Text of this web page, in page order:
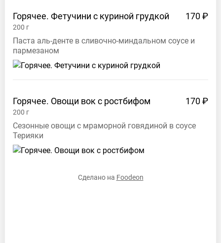
с
нами
Email:
hello@foodeon.com
WhatsApp:
370-
43-
51
Горячее. Фетучини с куриной грудкой 170 ₽
200 г
Паста аль-денте в сливочно-миндальном соусе и
пармезаном
Горячее. Овощи вок с ростбифом 170 ₽
200 г
Сезонные овощи с мраморной говядиной в соусе
Терияки
Сделано на Foodeon